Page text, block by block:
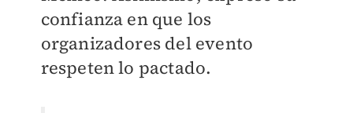
confianza en que los
organizadores del evento
respeten lo pactado.